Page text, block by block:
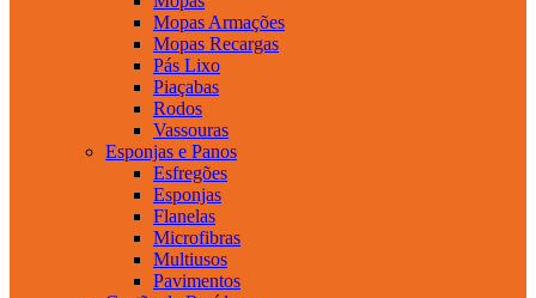
Mopas Armações
Mopas Recargas
Pás Lixo
Piaçabas
Rodos
Vassouras
Esponjas e Panos
Esfregões
Esponjas
Flanelas
Microfibras
Multiusos
Pavimentos